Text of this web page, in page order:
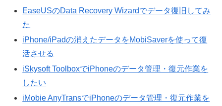
EaseUSのData Recovery Wizardでデータ復旧してみ
た
iPhone/iPadの消えたデータをMobiSaverを使って復
活させる
iSkysoft ToolboxでiPhoneのデータ管理・復元作業を
したい
iMobie AnyTransでiPhoneのデータ管理・復元作業を